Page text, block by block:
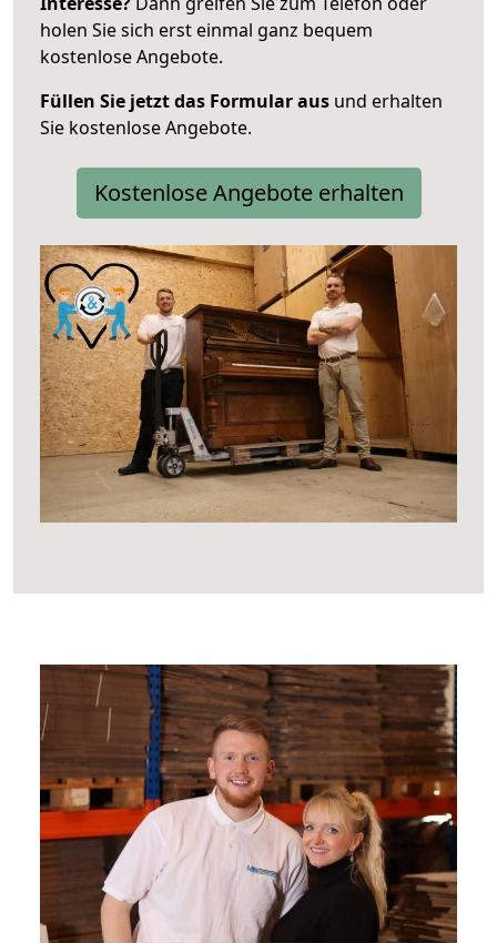
holen Sie sich erst einmal ganz bequem
kostenlose Angebote.
Füllen Sie jetzt das Formular aus und erhalten
Sie kostenlose Angebote.
Kostenlose Angebote erhalten